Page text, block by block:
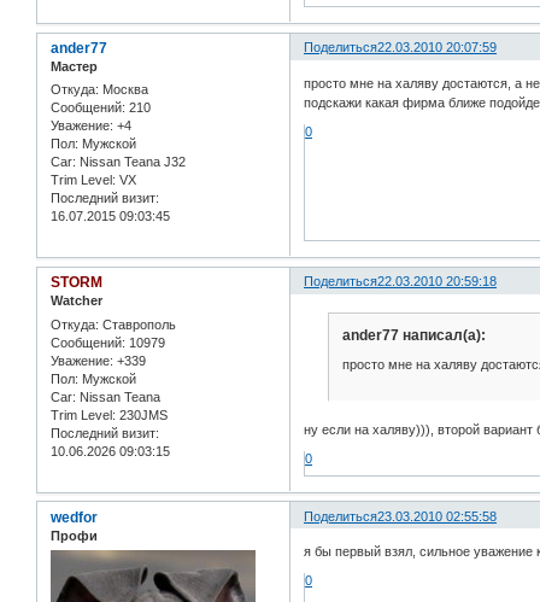
Поделиться22.03.2010 20:07:59
ander77
Мастер
Откуда: Москва
Сообщений: 210
Уважение: +4
Пол: Мужской
Car: Nissan Teana J32
Trim Level: VX
Последний визит:
16.07.2015 09:03:45
просто мне на халяву достаются, а
подскажи какая фирма ближе
0
Поделиться22.03.2010 20:59:18
STORM
Watcher
Откуда: Ставрополь
Сообщений: 10979
Уважение: +339
Пол: Мужской
Car: Nissan Teana
Trim Level: 230JMS
Последний визит:
10.06.2026 09:03:15
ander77 написал(а):
просто мне на халяву
ну если на халяву))), второй вариант
0
Поделиться23.03.2010 02:55:58
wedfor
Профи
я бы первый взял, сильное уважение
0